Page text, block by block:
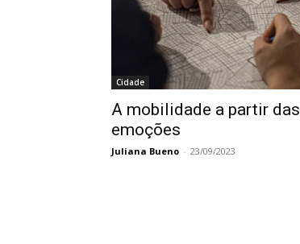
Cidade
A mobilidade a partir das
emoções
Juliana Bueno - 23/09/2023